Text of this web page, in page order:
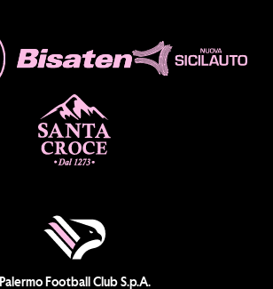
Palermo Football Club S.p.A.